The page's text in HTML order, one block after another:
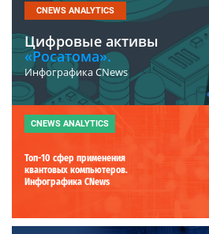
CNEWS ANALYTICS
Цифровые активы
«Росатома».
Инфографика CNews
CNEWS ANALYTICS
Топ-10 сфер применения
квантовых компьютеров.
Инфографика CNews